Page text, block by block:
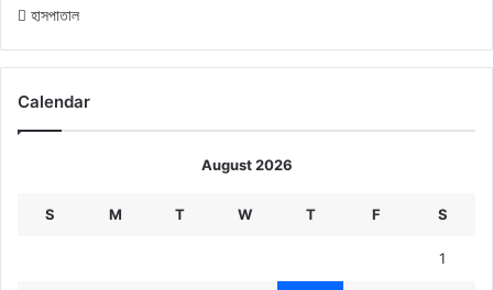
হাসপাতাল
Calendar
August 2026
S M T W T F S
1